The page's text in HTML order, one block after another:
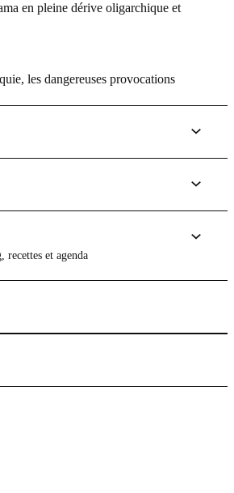
en pleine dérive oligarchique et
les dangereuses provocations
recettes et agenda